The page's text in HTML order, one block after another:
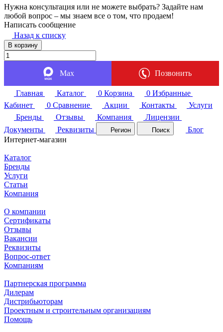
Нужна консультация или не можете выбрать? Задайте нам
любой вопрос – мы знаем все о том, что продаем!
Написать сообщение
Назад к списку
В корзину
Max Позвонить
Главная Каталог 0 Корзина 0 Избранные
Кабинет
0 Сравнение Акции Контакты
Услуги
Бренды
Отзывы Компания
Лицензии
Документы
Реквизиты Регион Поиск
Блог
Интернет-магазин
Каталог
Бренды
Услуги
Статьи
Компания
О компании
Сертификаты
Отзывы
Вакансии
Реквизиты
Вопрос-ответ
Компаниям
Партнерская программа
Дилерам
Дистрибьюторам
Проектным и строительным организациям
Помощь